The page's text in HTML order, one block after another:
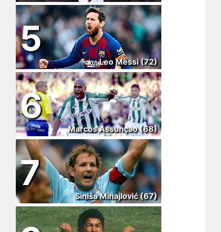
5
Leo Messi (72)
6
Marcos Assunçao (68)
7
Siniša Mihajlović (67)